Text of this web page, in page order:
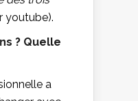
youtube).
? Quelle
a